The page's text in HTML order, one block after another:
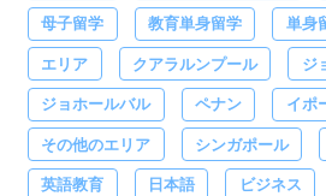
母子留学 教育単身留学 単身
エリア クアラルンプール ジ
ジョホールバル ペナン イポ
その他のエリア シンガポール
英語教育 日本語 ビジネス